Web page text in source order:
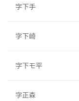
字下手
字下崎
字下モ平
字正森